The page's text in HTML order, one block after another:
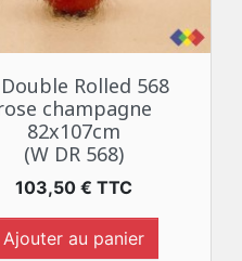
Aperçu rapide
Rolled 568
champagne
82x107cm
(W DR 568)
Prix
103,50 € TTC
Ajouter au panier